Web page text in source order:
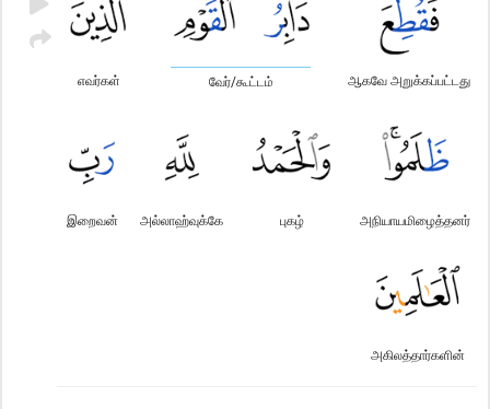
ஆகவே அறுக்கப்பட்டது
வேர்/கூட்டம்
எவர்கள்
அநியாயமிழைத்தனர்
புகழ்
அல்லாஹ்வுக்கே
இறைவன்
அகிலத்தார்களின்